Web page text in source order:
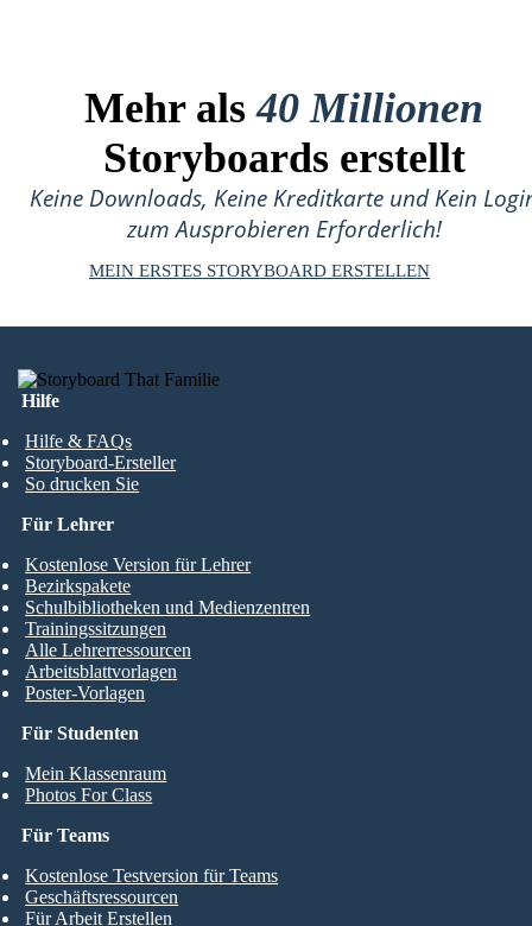
Mehr als40 Millionen
Storyboards erstellt
Keine Downloads, Keine Kreditkarte und Kein
zum Ausprobieren Erforderlich!
MEIN ERSTES STORYBOARD ERSTELLEN
Hilfe
Hilfe & FAQs
Storyboard-Ersteller
So drucken Sie
Für Studenten
Mein Klassenraum
Photos For Class
Für Lehrer
Kostenlose Version für Lehrer
Bezirkspakete
Schulbibliotheken und Medienzentren
Trainingssitzungen
Alle Lehrerressourcen
Arbeitsblattvorlagen
Poster-Vorlagen
Für Teams
Kostenlose Testversion für Teams
Geschäftsressourcen
Für Arbeit Erstellen